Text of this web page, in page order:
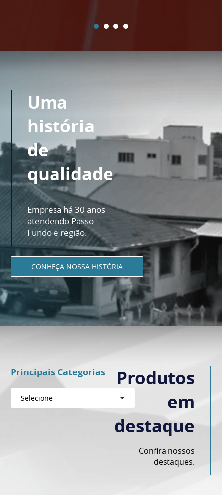
Uma
história
de
qualidade
Empresa há 30 anos
atendendo Passo
Fundo e região.
CONHEÇA NOSSA HISTÓRIA
Principais Categorias
Selecione
Produtos
em
destaque
Confira nossos
destaques.